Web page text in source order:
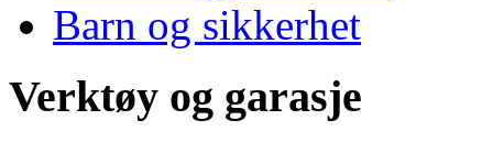
Barn og sikkerhet
Verktøy og garasje